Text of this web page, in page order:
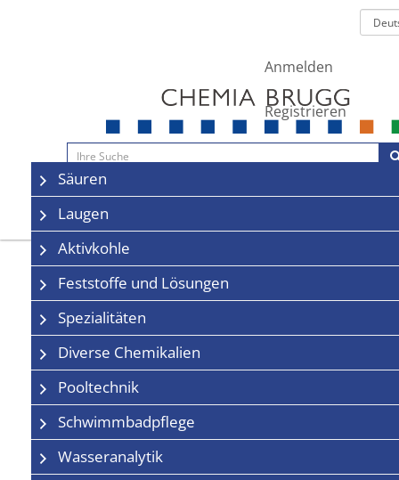
Anmelden
Registrieren
Navigation
Säuren
Laugen
Aktivkohle
Feststoffe und Lösungen
Spezialitäten
Diverse Chemikalien
Pooltechnik
Schwimmbadpflege
Wasseranalytik